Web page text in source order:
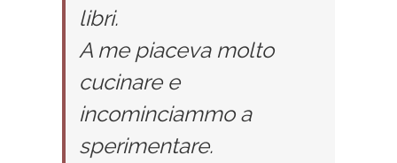
libri.
A me piaceva molto
cucinare e
incominciammo a
sperimentare.